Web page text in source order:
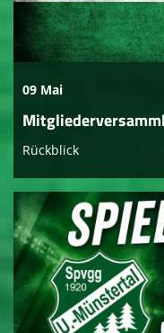
09 Mai
Rückblick